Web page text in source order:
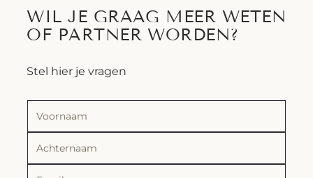
WIL JE GRAAG MEER WETEN
OF PARTNER WORDEN?
Stel hier je vragen